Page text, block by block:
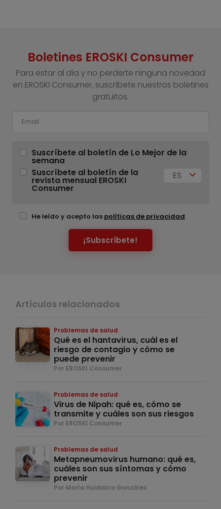
Boletines EROSKI Consumer
Para estar al día y no perderte ninguna novedad
en EROSKI Consumer, suscríbete nuestros boletines
gratuitos.
Suscríbete al boletín de Lo Mejor de la
semana
Suscríbete al boletín de la
revista mensual EROSKI
Consumer
ES
He leído y acepto las políticas de privacidad
¡Subscríbete!
Artículos relacionados
Problemas de salud
Qué es el hantavirus, cuál es el
riesgo de contagio y cómo se
puede prevenir
Por EROSKI Consumer
Problemas de salud
Virus de Nipah: qué es, cómo se
transmite y cuáles son sus riesgos
Por EROSKI Consumer
Problemas de salud
Metapneumovirus humano: qué es,
cuáles son sus síntomas y cómo
prevenir
Por María Huidobro González